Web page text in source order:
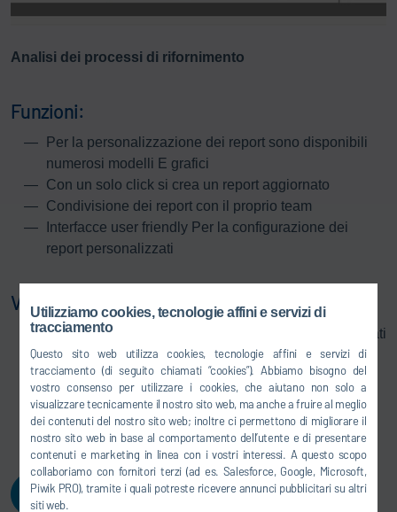
Utilizziamo cookies, tecnologie affini e servizi di
tracciamento
Questo sito web utilizza cookies, tecnologie affini e servizi di
tracciamento (di seguito chiamati “cookies”). Abbiamo bisogno del
vostro consenso per utilizzare i cookies, che aiutano non solo a
visualizzare tecnicamente il nostro sito web, ma anche a fruire al meglio
dei contenuti del nostro sito web; inoltre ci permettono di migliorare il
nostro sito web in base al comportamento dell’utente e di presentare
contenuti e marketing in linea con i vostri interessi. A questo scopo
collaboriamo con fornitori terzi (ad es. Salesforce, Google, Microsoft,
Piwik PRO), tramite i quali potreste ricevere annunci pubblicitari su altri
siti web.
Analisi dei processi di rifornimento
Funzioni:
Per la personalizzazione dei report sono disponibili
numerosi modelli E grafici
Con un solo click si crea un report aggiornato
Condivisione dei report con il proprio team
Interfacce user friendly Per la configurazione dei
report personalizzati
Vantaggi:
Report automatici aggiornati e configurabili sui risultati
e gli scostamenti della produzione
Suddivisione in anomalie relative a impianti,
montaggio e processi
Monitoraggio in tempo reale dei trend di qualità
Contattaci!